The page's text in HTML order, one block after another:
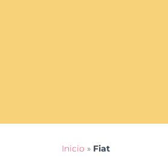
Inicio » Fiat